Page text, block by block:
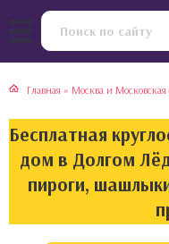
Главная » Москва и Московская
Бесплатная
дом в Долгом
пироги,
кухня
кухня
кухня